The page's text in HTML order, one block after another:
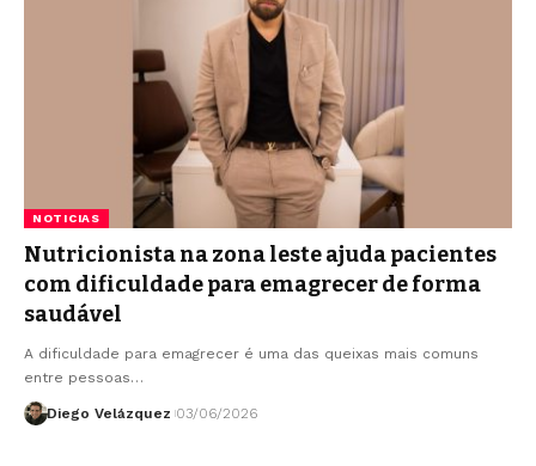
NOTICIAS
Nutricionista na zona leste ajuda pacientes
com dificuldade para emagrecer de forma
saudável
A dificuldade para emagrecer é uma das queixas mais comuns
entre pessoas…
Diego Velázquez 03/06/2026